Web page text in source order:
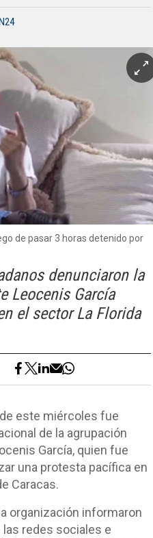
de pasar 3 horas detenido por
denunciaron la
Leocenis García
el sector La Florida
este miércoles fue
de la agrupación
García, quien fue
una protesta pacífica en
Caracas.
organización informaron
redes sociales e